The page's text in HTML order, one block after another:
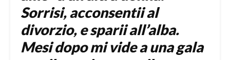
Sorrisi, acconsentii al
divorzio, e sparii all’alba.
Mesi dopo mi vide a una gala